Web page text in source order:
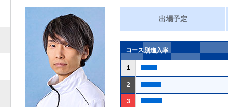
出場予定
コース別進入率
1
2
3